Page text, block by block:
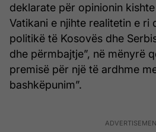
deklarate për opinionin
Vatikani e njihte realitetin e ri
politikë të Kosovës dhe
dhe përmbajtje”, në mënyrë
premisë për një të ardhme
bashkëpunim”.